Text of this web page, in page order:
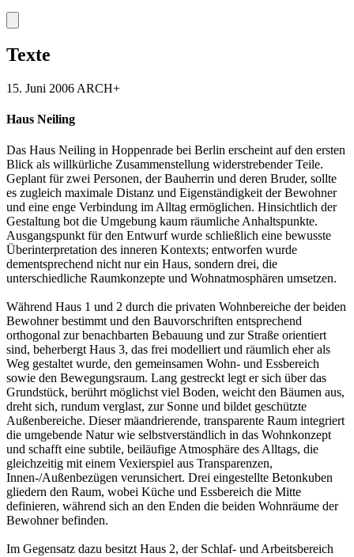
Texte
15. Juni 2006 ARCH+
Haus Neiling
Das Haus Neiling in Hoppenrade bei Berlin erscheint auf den ersten
Blick als willkürliche Zusammenstellung widerstrebender Teile.
Geplant für zwei Personen, der Bauherrin und deren Bruder, sollte
es zugleich maximale Distanz und Eigenständigkeit der Bewohner
und eine enge Verbindung im Alltag ermöglichen. Hinsichtlich der
Gestaltung bot die Umgebung kaum räumliche Anhaltspunkte.
Ausgangspunkt für den Entwurf wurde schließlich eine bewusste
Überinterpretation des inneren Kontexts; entworfen wurde
dementsprechend nicht nur ein Haus, sondern drei, die
unterschiedliche Raumkonzepte und Wohnatmosphären umsetzen.
Während Haus 1 und 2 durch die privaten Wohnbereiche der beiden
Bewohner bestimmt und den Bauvorschriften entsprechend
orthogonal zur benachbarten Bebauung und zur Straße orientiert
sind, beherbergt Haus 3, das frei modelliert und räumlich eher als
Weg gestaltet wurde, den gemeinsamen Wohn- und Essbereich
sowie den Bewegungsraum. Lang gestreckt legt er sich über das
Grundstück, berührt möglichst viel Boden, weicht den Bäumen aus,
dreht sich, rundum verglast, zur Sonne und bildet geschützte
Außenbereiche. Dieser mäandrierende, transparente Raum integriert
die umgebende Natur wie selbstverständlich in das Wohnkonzept
und schafft eine subtile, beiläufige Atmosphäre des Alltags, die
gleichzeitig mit einem Vexierspiel aus Transparenzen,
Innen-/Außenbezügen verunsichert. Drei eingestellte Betonkuben
gliedern den Raum, wobei Küche und Essbereich die Mitte
definieren, während sich an den Enden die beiden Wohnräume der
Bewohner befinden.
Im Gegensatz dazu besitzt Haus 2, der Schlaf- und Arbeitsbereich